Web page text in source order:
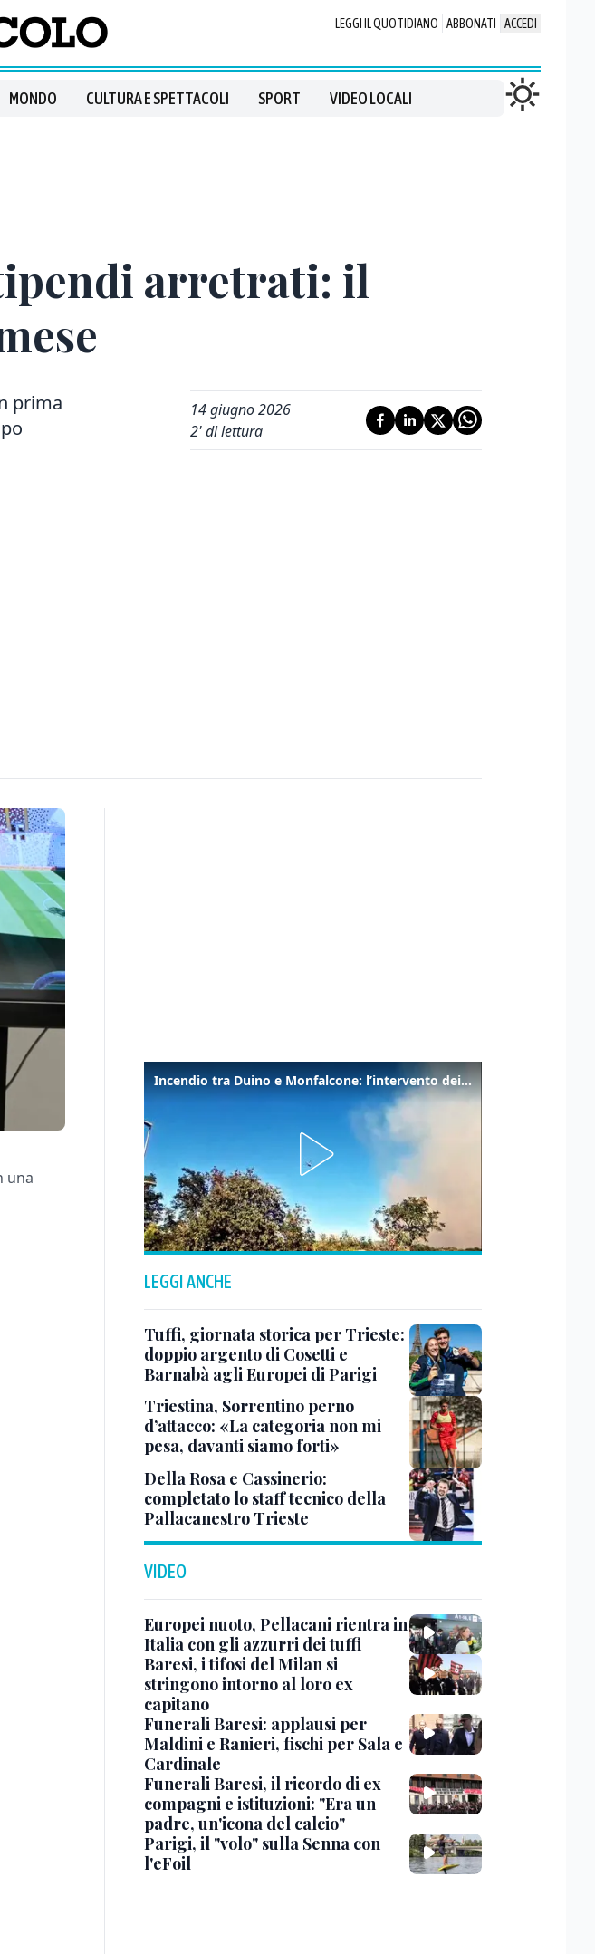
LEGGI IL QUOTIDIANO ABBONATI ACCEDI
MONDO CULTURA E SPETTACOLI SPORT VIDEO LOCALI
arretrati: il
prima
14 giugno 2026
2' di lettura
una
Incendio tra Duino e Monfalcone: l’intervento dei vigili del fuoco
LEGGI ANCHE
Tuffi, giornata storica per Trieste:
doppio argento di Cosetti e
Barnabà agli Europei di Parigi
Triestina, Sorrentino perno
d’attacco: «La categoria non mi
pesa, davanti siamo forti»
Della Rosa e Cassinerio:
completato lo staff tecnico della
Pallacanestro Trieste
VIDEO
Europei nuoto, Pellacani rientra in
Italia con gli azzurri dei tuffi
Baresi, i tifosi del Milan si
stringono intorno al loro ex
capitano
Funerali Baresi: applausi per
Maldini e Ranieri, fischi per Sala e
Cardinale
Funerali Baresi, il ricordo di ex
compagni e istituzioni: "Era un
padre, un'icona del calcio"
Parigi, il "volo" sulla Senna con
l'eFoil